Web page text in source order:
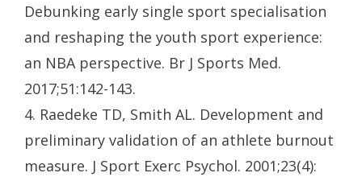
Debunking early single sport specialisation
and reshaping the youth sport experience:
an NBA perspective. Br J Sports Med.
2017;51:142-143.
4. Raedeke TD, Smith AL. Development and
preliminary validation of an athlete burnout
measure. J Sport Exerc Psychol. 2001;23(4):